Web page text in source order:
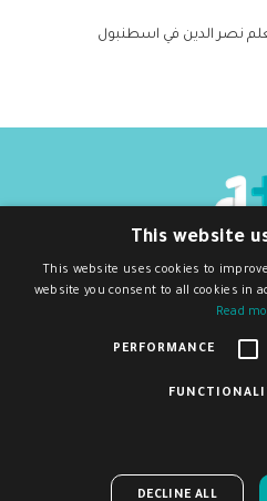
نصر الدين في اسطنبول
و شروط الاستخدام
البريدية
من الاتحاد الأوروبي. المحتوى الموجود فيه
بلس من خلال المشاركة في
This website
This website uses cookies to
website you consent to all cookies in
Read
PERFORMANCE
DECLINE ALL